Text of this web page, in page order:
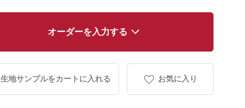
オーダーを入力する
生地サンプルをカートに入れる お気に入り